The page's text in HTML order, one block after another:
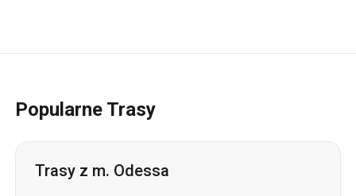
Popularne Trasy
Trasy z m. Odessa